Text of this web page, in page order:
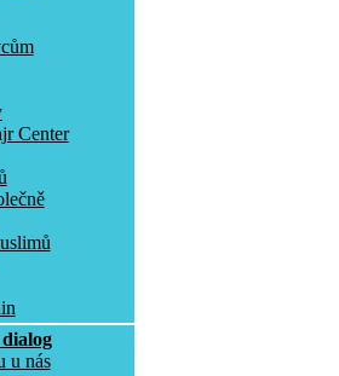
Center
u nás